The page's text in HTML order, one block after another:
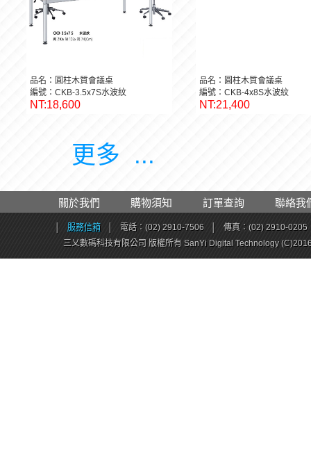
編號：CKB-3.5x7S水波紋
NT:18,600
編號：CKB-4x8S水波紋
NT:21,400
更多 ...
│ 服務信箱 │ 電話：(02) 2910-7506 │
傳真：(02) 2910-0205
三乂數碼科技有限公司 版權所有 SanYi Digital Technology